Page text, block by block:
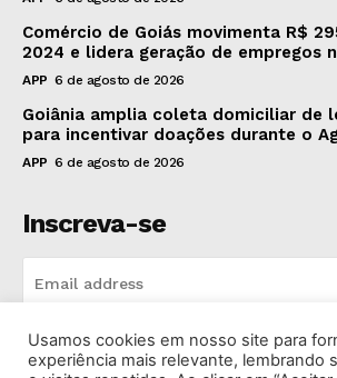
Comércio de Goiás movimenta R$
2024 e lidera geração de empregos
APP 6 de agosto de 2026
Goiânia amplia coleta domiciliar de
para incentivar doações durante o
APP 6 de agosto de 2026
Inscreva-se
INSCREVA-SE
Usamos cookies em nosso site para
experiência mais relevante, lembrando